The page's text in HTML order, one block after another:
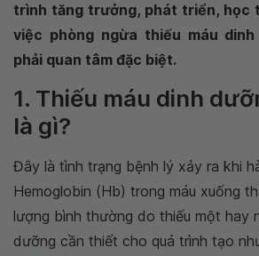
trình tăng trưởng, phát triển, học
việc phòng ngừa thiếu máu
phải quan tâm đặc biệt.
1. Thiếu máu dinh
là gì?
Đây là tình trạng bệnh lý xảy ra khi
Hemoglobin (Hb) trong máu xuống
lượng bình thường do thiếu một hay
dưỡng cần thiết cho quá trình tạo